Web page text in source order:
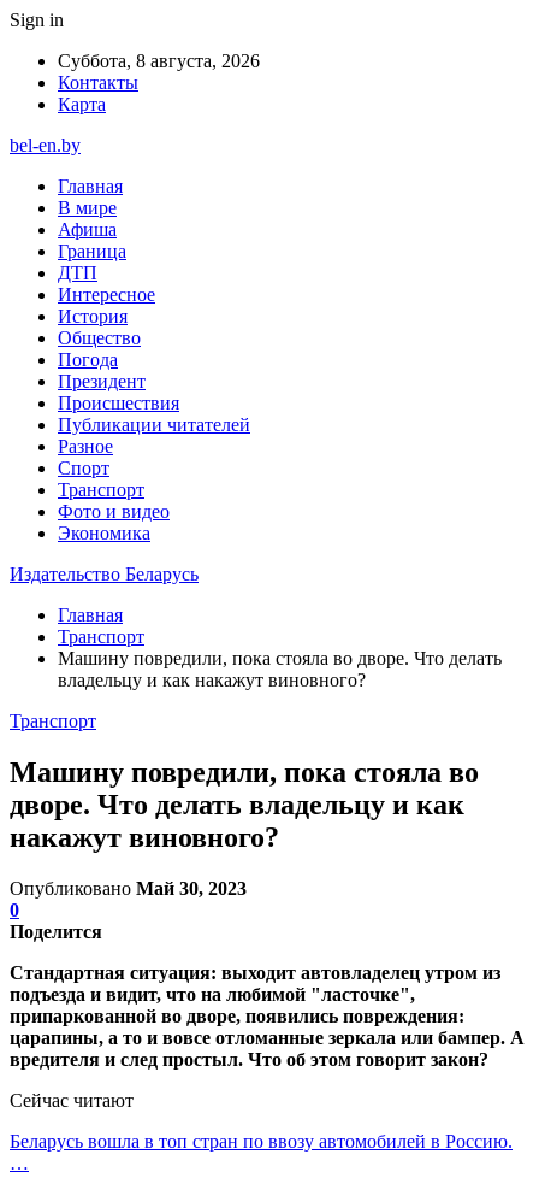
Sign in
Суббота, 8 августа, 2026
Контакты
Карта
bel-en.by
Главная
В мире
Афиша
Граница
ДТП
Интересное
История
Общество
Погода
Президент
Происшествия
Публикации читателей
Разное
Спорт
Транспорт
Фото и видео
Экономика
Издательство Беларусь
Главная
Транспорт
Машину повредили, пока стояла во дворе. Что делать
владельцу и как накажут виновного?
Транспорт
Машину повредили, пока стояла во
дворе. Что делать владельцу и как
накажут виновного?
Опубликовано Май 30, 2023
0
Поделится
Стандартная ситуация: выходит автовладелец утром из
подъезда и видит, что на любимой "ласточке",
припаркованной во дворе, появились повреждения:
царапины, а то и вовсе отломанные зеркала или бампер. А
вредителя и след простыл. Что об этом говорит закон?
Сейчас читают
Беларусь вошла в топ стран по ввозу автомобилей в Россию.
…